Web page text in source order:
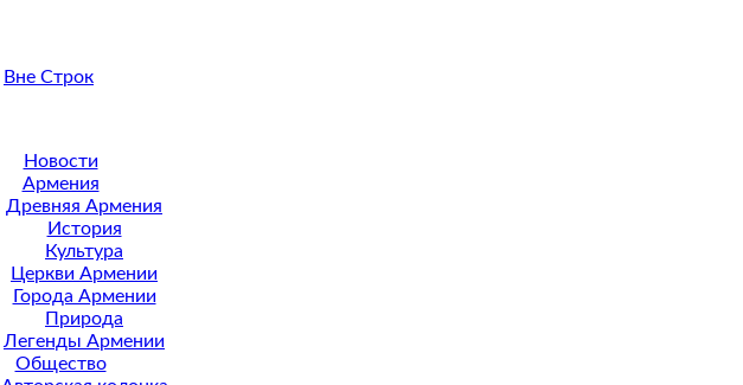
Вне Строк
Новости
Армения
Древняя Армения
История
Культура
Церкви Армении
Города Армении
Природа
Легенды Армении
Общество